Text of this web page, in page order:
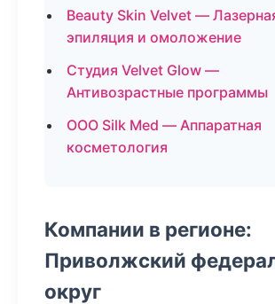
Beauty Skin Velvet —
эпиляция и омоложение
Студия Velvet Glow —
Антивозрастные программы
ООО Silk Med — Аппаратная
косметология
Компании в регионе:
Приволжский
округ